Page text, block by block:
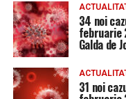
34 noi
februarie
Galda de
31 noi